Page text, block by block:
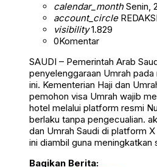
calendar_monthSenin,
account_circleREDAKSI
visibility1.829
0Komentar
SAUDI – Pemerintah Arab
penyelenggaraan Umrah pada
ini. Kementerian Haji dan
pemohon visa Umrah wajib
hotel melalui platform resmi
berlaku tanpa pengecualian.
dan Umrah Saudi di platform
ini diambil guna
Bagikan Berita: